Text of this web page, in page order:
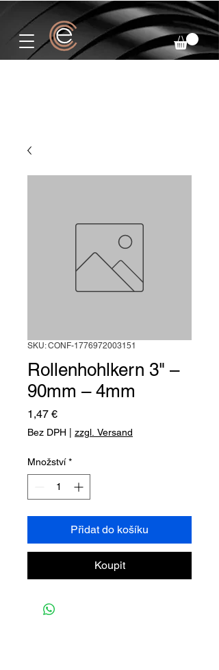
SKU: CONF-1776972003151
Rollenhohlkern 3" –
90mm – 4mm
1,47 €Cena
Bez DPH zzgl. Versand
Množství *
Přidat do košíku
Koupit